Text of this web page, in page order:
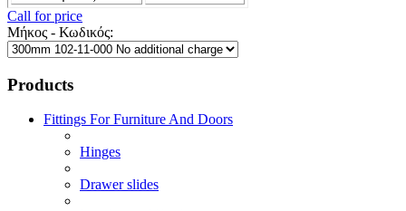
Call for price
Μήκος - Κωδικός:
Products
Fittings For Furniture And Doors
Hinges
Drawer slides